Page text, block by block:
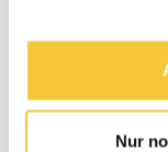
Nur